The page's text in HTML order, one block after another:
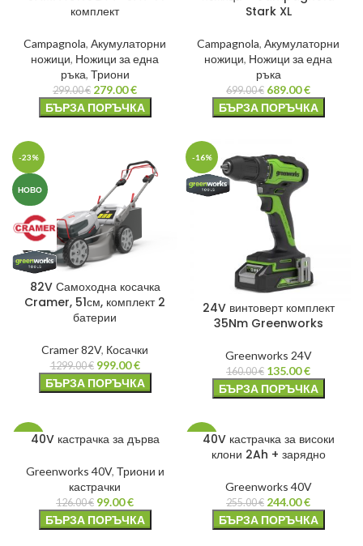
комплект
Campagnola, Акумулаторни
ножици, Ножици за една
ръка, Триони
299.00€ 279.00€
БЪРЗА ПОРЪЧКА
Stark XL
Campagnola, Акумулаторни
ножици, Ножици за една
ръка
699.00€ 689.00€
БЪРЗА ПОРЪЧКА
-23%
НОВО
82V Самоходна косачка
Cramer, 51см, комплект 2
батерии
Cramer 82V, Косачки
1299.00€ 999.00€
БЪРЗА ПОРЪЧКА
-16%
24V винтоверт комплект
35Nm Greenworks
Greenworks 24V
160.00€ 135.00€
БЪРЗА ПОРЪЧКА
-21%40V кастрачка за дърва
Greenworks 40V, Триони и
кастрачки
126.00€ 99.00€
БЪРЗА ПОРЪЧКА
-4%40V кастрачка за високи
клони 2Ah + зарядно
Greenworks 40V
255.00€ 244.00€
БЪРЗА ПОРЪЧКА